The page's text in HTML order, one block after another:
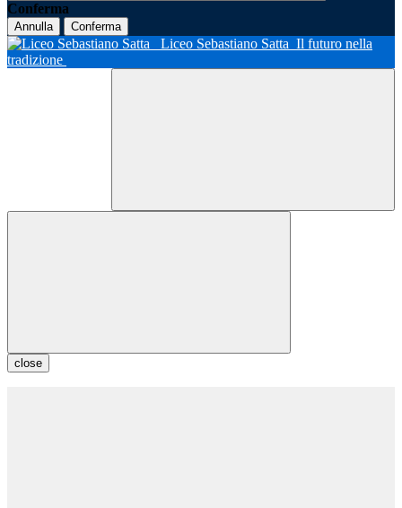
Conferma
Annulla Conferma
Liceo Sebastiano Satta Il futuro nella
tradizione
close